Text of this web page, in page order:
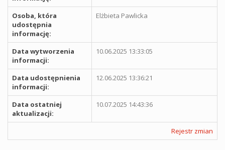
Osoba, która
udostępnia
informację:
Elżbieta Pawlicka
Data wytworzenia
informacji:
10.06.2025 13:33:05
Data udostępnienia
informacji:
12.06.2025 13:36:21
Data ostatniej
aktualizacji:
10.07.2025 14:43:36
Rejestr zmian